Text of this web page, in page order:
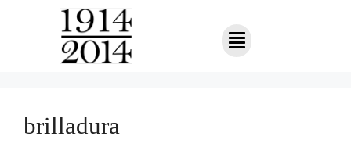
brilladura